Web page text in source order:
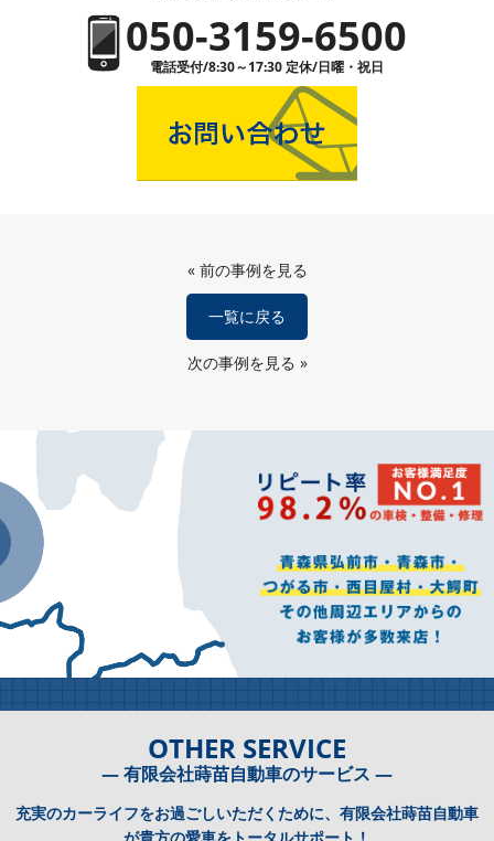
050-3159-6500
電話受付/8:30～17:30 定休/日曜・祝日
« 前の事例を見る
一覧に戻る
次の事例を見る »
OTHER SERVICE
― 有限会社蒔苗自動車のサービス ―
充実のカーライフをお過ごしいただくために、有限会社蒔苗自動車